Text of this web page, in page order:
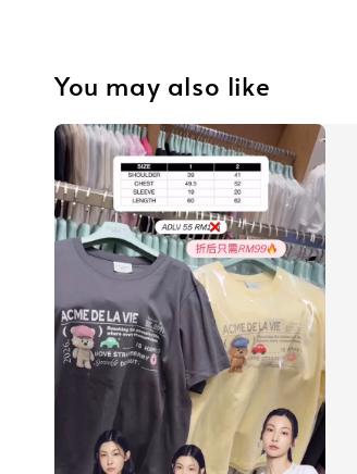
You may also like